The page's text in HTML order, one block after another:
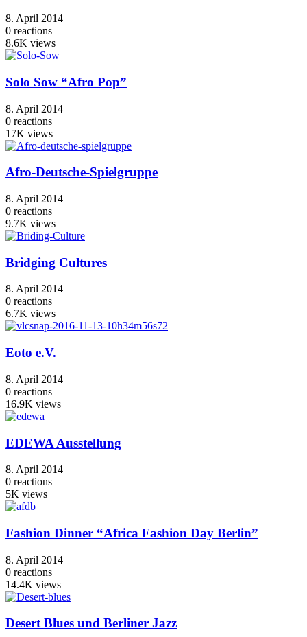
8. April 2014
0 reactions
8.6K views
Solo Sow “Afro Pop”
8. April 2014
0 reactions
17K views
Afro-Deutsche-Spielgruppe
8. April 2014
0 reactions
9.7K views
Bridging Cultures
8. April 2014
0 reactions
6.7K views
Eoto e.V.
8. April 2014
0 reactions
16.9K views
EDEWA Ausstellung
8. April 2014
0 reactions
5K views
Fashion Dinner “Africa Fashion Day Berlin”
8. April 2014
0 reactions
14.4K views
Desert Blues und Berliner Jazz